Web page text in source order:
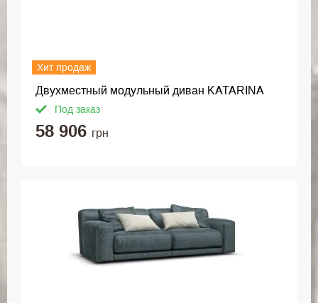
Хит продаж
Двухместный модульный диван KATARINA
Под заказ
58 906 грн